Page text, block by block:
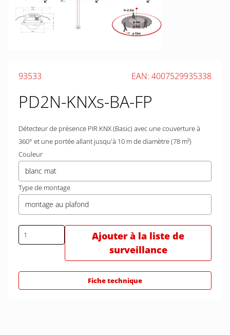
93533 EAN: 4007529935338
PD2N-KNXs-BA-FP
Détecteur de présence PIR KNX (Basic) avec une couverture à
360° et une portée allant jusqu'à 10 m de diamètre (78 m²)
Couleur
blanc mat
Type de montage
montage au plafond
Ajouter à la liste de
surveillance
Fiche technique